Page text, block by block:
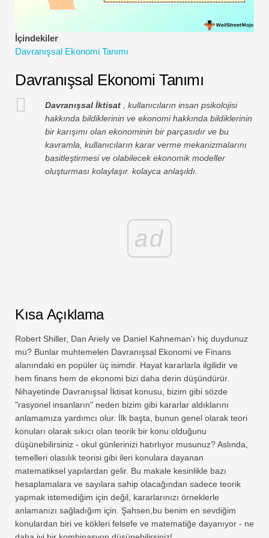
Finansal Modelleme Eğitimleri
Tam form
İçindekiler
Davranışsal Ekonomi Tanımı
Davranışsal Ekonomi Tanımı
Davranışsal İktisat , kullanıcıların insan psikolojisi
hakkında bildiklerinin ve ekonomi hakkında bildiklerinin
bir karışımı olan ekonominin bir parçasıdır ve bu
kavramla, kullanıcıların karar verme mekanizmalarını
basitleştirmesi ve olabilecek ekonomik modeller
oluşturması kolaylaşır. kolayca anlaşıldı.
ad
Kısa Açıklama
Robert Shiller, Dan Ariely ve Daniel Kahneman'ı hiç duydunuz
mu? Bunlar muhtemelen Davranışsal Ekonomi ve Finans
alanındaki en popüler üç isimdir. Hayat kararlarla ilgilidir ve
hem finans hem de ekonomi bizi daha derin düşündürür.
Nihayetinde Davranışsal İktisat konusu, bizim gibi sözde
"rasyonel insanların" neden bizim gibi kararlar aldıklarını
anlamamıza yardımcı olur. İlk başta, bunun genel olarak teori
konuları olarak sıkıcı olan teorik bir konu olduğunu
düşünebilirsiniz - okul günlerinizi hatırlıyor musunuz? Aslında,
temelleri olasılık teorisi gibi ileri konulara dayanan
matematiksel yapılardan gelir. Bu makale kesinlikle bazı
hesaplamalara ve sayılara sahip olacağından sadece teorik
yapmak istemediğim için değil, kararlarınızı örneklerle
anlamanızı sağladığım için. Şahsen,bu benim en sevdiğim
konulardan biri ve kökleri felsefe ve matematiğe dayanıyor - ne